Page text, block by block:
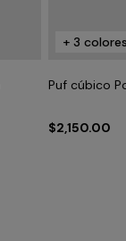
+ 3
Puf cúbico
$2,150.00